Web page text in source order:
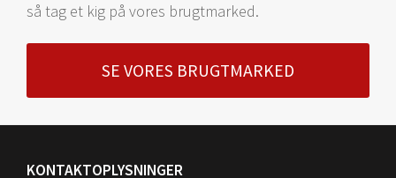
så tag et kig på vores brugtmarked.
SE VORES BRUGTMARKED
KONTAKTOPLYSNINGER